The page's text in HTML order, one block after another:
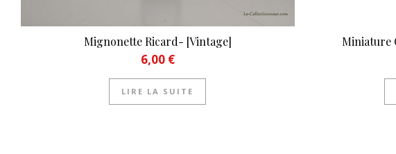
Mignonette Ricard- [Vintage]
6,00 €
LIRE LA SUITE
Miniature